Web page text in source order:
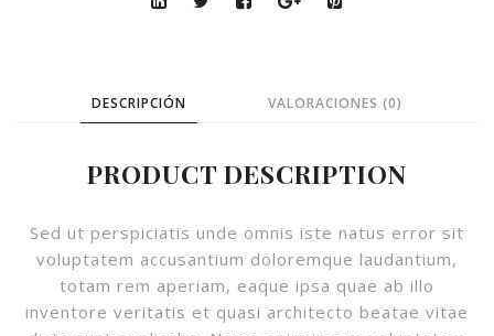
DESCRIPCIÓN VALORACIONES (0)
PRODUCT DESCRIPTION
Sed ut perspiciatis unde omnis iste natus error sit
voluptatem accusantium doloremque laudantium,
totam rem aperiam, eaque ipsa quae ab illo
inventore veritatis et quasi architecto beatae vitae